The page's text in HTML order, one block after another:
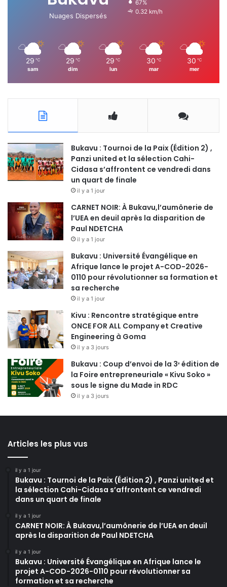
Nuages Dispersés
67%
0.32 km/h
29 ℃
sam
29 ℃
dim
29 ℃
lun
30 ℃
mar
30 ℃
mer
Bukavu : Tournoi de la Paix (Édition 2) ,
Panzi united et la sélection Cahi-
Cidasa s’affrontent ce vendredi dans
un quart de finale
il y a 1 jour
CARNET NOIR: À Bukavu,l’aumônerie de
l’UEA en deuil après la disparition de
Paul NDETCHA
il y a 1 jour
Bukavu : Université Évangélique en
Afrique lance le projet A-COD-2026-
0110 pour révolutionner sa formation et
sa recherche
il y a 1 jour
Kivu : Rencontre stratégique entre
ONCE FOR ALL Company et Creative
Engineering à Goma
il y a 3 jours
Bukavu : Coup d’envoi de la 3ᵉ édition de
la Foire entrepreneuriale « Kivu Soko »
sous le signe du Made in RDC
il y a 3 jours
Articles les plus vus
il y a 1 jour
Bukavu : Tournoi de la Paix (Édition 2) , Panzi united et
la sélection Cahi-Cidasa s’affrontent ce vendredi
dans un quart de finale
il y a 1 jour
CARNET NOIR: À Bukavu,l’aumônerie de l’UEA en deuil
après la disparition de Paul NDETCHA
il y a 1 jour
Bukavu : Université Évangélique en Afrique lance le
projet A-COD-2026-0110 pour révolutionner sa
formation et sa recherche